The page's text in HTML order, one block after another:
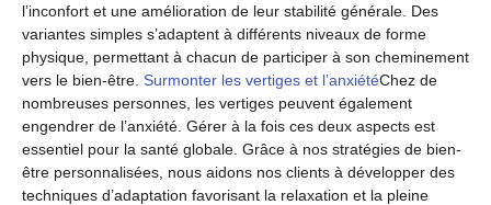
l’inconfort et une amélioration de leur stabilité générale. Des
variantes simples s’adaptent à différents niveaux de forme
physique, permettant à chacun de participer à son cheminement
vers le bien-être. Surmonter les vertiges et l’anxiétéChez de
nombreuses personnes, les vertiges peuvent également
engendrer de l’anxiété. Gérer à la fois ces deux aspects est
essentiel pour la santé globale. Grâce à nos stratégies de bien-
être personnalisées, nous aidons nos clients à développer des
techniques d’adaptation favorisant la relaxation et la pleine